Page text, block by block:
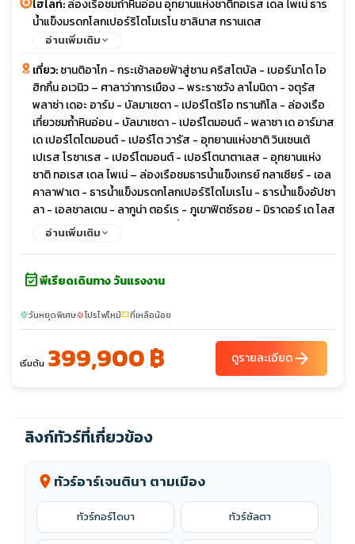
ไฮไลท์:ล่องเรือชมถ้ำหินอ่อน อุทยานแห่งชาติทอเรส เดล ไพเน่ ธาร
น้ำแข็งมรดกโลกเปอร์ริโตโมเรโน ซาลินาส กรานเดส
อ่านเพิ่มเติม
เที่ยว:ซานติอาโก - กระเช้าลอยฟ้าสู่ซาน คริสโตบัล - เบอร์นาโด โอ
ฮิกกิ้น อเวนิว – ศาลาว่าการเมือง – พระราชวัง ลาโมนิดา - จตุรัส
พลาซ่า เดอะ อาร์ม - บัลมาเซดา - เปอร์โตริโอ ทรานกิโล - ล่องเรือ
เที่ยวชมถ้ำหินอ่อน - บัลมาเซดา - เปอร์โตมอนต์ - พลาซา เด อาร์มาส
เด เปอร์โตโตมอนต์ - เปอร์โต วารัส - อุทยานแห่งชาติ วินเซนเต้
เปเรส โรซาเรส - เปอร์โตมอนต์ - เปอร์โตนาตาเลส - อุทยานแห่ง
ชาติ ทอเรส เดล ไพเน่ – ล่องเรือชมธารน้ำแข็งเกรย์ กลาเซียร์ - เอล
คาลาฟาเต - ธารน้ำแข็งมรดกโลกเปอร์ริโตโมเรโน - ธารน้ำแข็งอัปซา
ลา - เอลชาลเตน - ลากูน่า ตอร์เร - ภูเขาฟิตซ์รอย - มิราดอร์ เด โลส
- เอลคาลาฟาเต - จอร์จ นิวเบอรี่ - ซอลตา - พลาซ่า 9 เดอ จูลิโอ –
อ่านเพิ่มเติม
event_availableพีเรียดเดินทาง วันแรงงาน
sunnyวันหยุดพิเศษlocal_fire_departmentโปรไฟไหม้confirmation_numberที่เหลือน้อย
เริ่มต้น 399,900 ฿ ดูรายละเอียดarrow_forward
ลิงก์ทัวร์ที่เกี่ยวข้อง
location_on ทัวร์อาร์เจนตินา ตามเมือง
ทัวร์กอร์โดบา ทัวร์ซัลตา